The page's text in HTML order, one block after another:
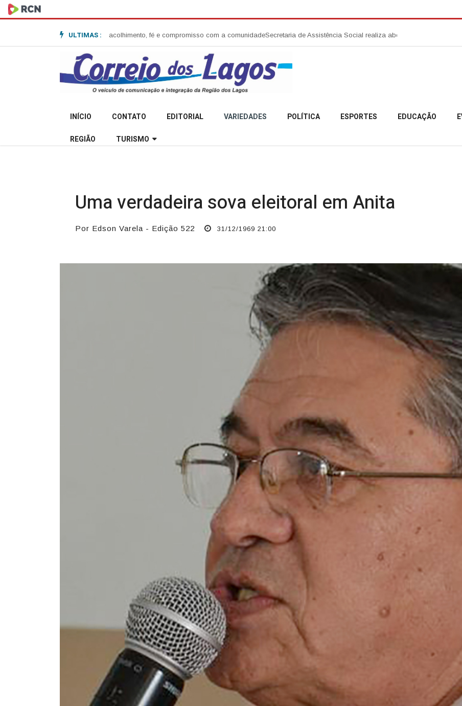
ULTIMAS :
e destaca acolhimento, fé e compromisso com a comunidadeSecretaria de Assistência Social realiza abertura da Campanha Agosto Lilás em
INÍCIO CONTATO EDITORIAL VARIEDADES POLÍTICA ESPORTES EDUCAÇÃO
REGIÃO TURISMO
Uma verdadeira sova eleitoral em Anita
Por Edson Varela - Edição 522 31/12/1969 21:00